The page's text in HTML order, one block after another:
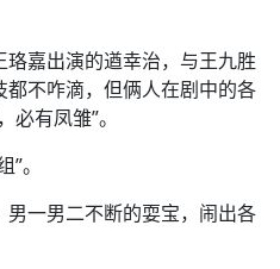
嘉出演的遒幸治，与王九胜
不咋滴，但俩人在剧中的各
有凤雏”。
。
一男二不断的耍宝，闹出各